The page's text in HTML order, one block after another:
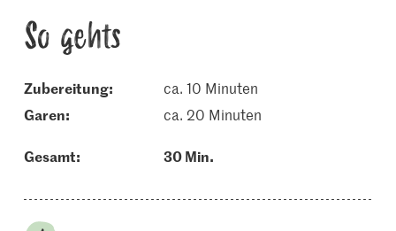
So gehts
Zubereitung:
ca. 10 Minuten
garen:
ca. 20 Minuten
Gesamt: 30 Min.